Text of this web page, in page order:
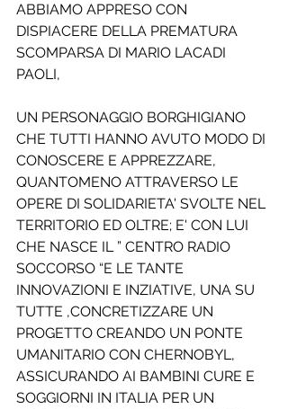
ABBIAMO APPRESO CON
DISPIACERE DELLA PREMATURA
SCOMPARSA DI MARIO LACADI
PAOLI,
UN PERSONAGGIO BORGHIGIANO
CHE TUTTI HANNO AVUTO MODO DI
CONOSCERE E APPREZZARE,
QUANTOMENO ATTRAVERSO LE
OPERE DI SOLIDARIETA' SVOLTE NEL
TERRITORIO ED OLTRE; E' CON LUI
CHE NASCE IL ” CENTRO RADIO
SOCCORSO “E LE TANTE
INNOVAZIONI E INZIATIVE, UNA SU
TUTTE ,CONCRETIZZARE UN
PROGETTO CREANDO UN PONTE
UMANITARIO CON CHERNOBYL,
ASSICURANDO AI BAMBINI CURE E
SOGGIORNI IN ITALIA PER UN